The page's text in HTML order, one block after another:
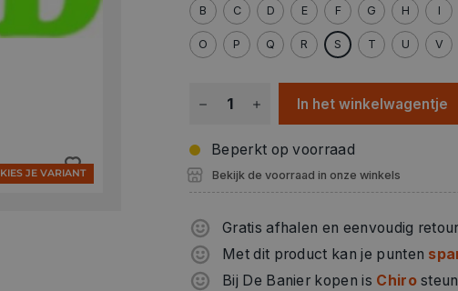
KIES JE VARIANT
B
C D E F G H I
O P Q R S T U V
In het winkelwagentje
Beperkt op voorraad
Bekijk de voorraad in onze winkels
Gratis afhalen en eenvoudig
Met dit product kan je punten
Bij De Banier kopen is Chiro